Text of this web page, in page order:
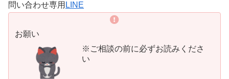
問い合わせ専用 LINE
お願い
※ご相談の前に必ずお読みくださ
い